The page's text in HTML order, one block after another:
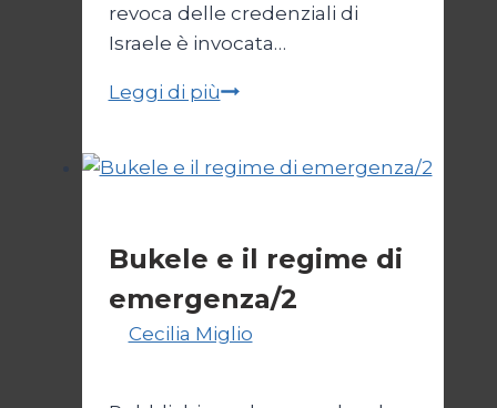
revoca delle credenziali di
Israele è invocata…
Leggi di piùOnu
Israele
Bukele e il regime di
emergenza/2
Cecilia Miglio